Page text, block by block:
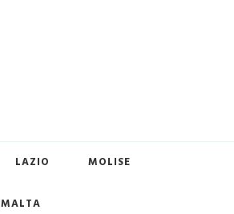
LAZIO MOLISE
MALTA